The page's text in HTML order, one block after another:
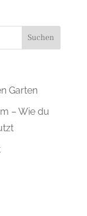
Suchen
Garten
– Wie du